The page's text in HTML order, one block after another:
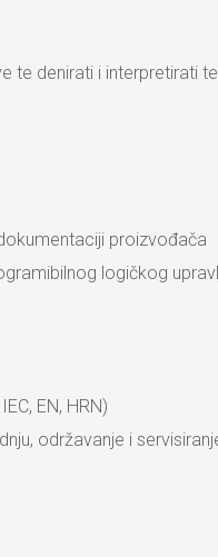
denirati i interpretirati
proizvođača
logičkog
EN, HRN)
održavanje i